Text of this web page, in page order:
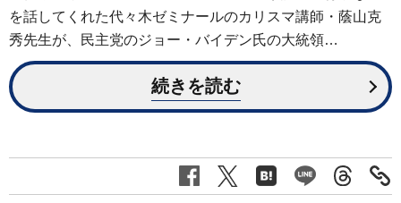
を話してくれた代々木ゼミナールのカリスマ講師・蔭山克
秀先生が、民主党のジョー・バイデン氏の大統領…
続きを読む